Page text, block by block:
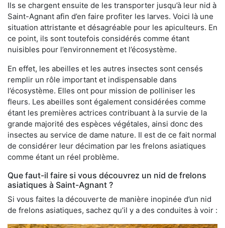
Ils se chargent ensuite de les transporter jusqu’à leur nid à
Saint-Agnant afin d’en faire profiter les larves. Voici là une
situation attristante et désagréable pour les apiculteurs. En
ce point, ils sont toutefois considérés comme étant
nuisibles pour l’environnement et l’écosystème.
En effet, les abeilles et les autres insectes sont censés
remplir un rôle important et indispensable dans
l’écosystème. Elles ont pour mission de polliniser les
fleurs. Les abeilles sont également considérées comme
étant les premières actrices contribuant à la survie de la
grande majorité des espèces végétales, ainsi donc des
insectes au service de dame nature. Il est de ce fait normal
de considérer leur décimation par les frelons asiatiques
comme étant un réel problème.
Que faut-il faire si vous découvrez un nid de frelons
asiatiques à Saint-Agnant ?
Si vous faites la découverte de manière inopinée d’un nid
de frelons asiatiques, sachez qu’il y a des conduites à voir :